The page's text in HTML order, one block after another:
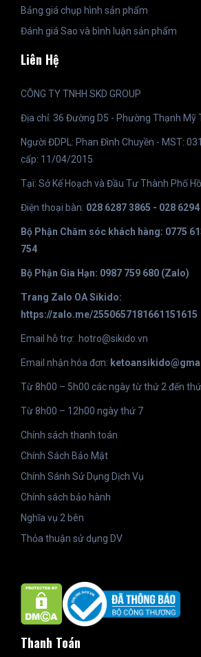
Bảng giá chụp hình sản phẩm
Đánh giá Sao và bình luận sản phẩm
Liên Hệ
CÔNG TY TNHH SKD GROUP
Địa chỉ: 36 Đường D5 - Phường Thạnh Mỹ
Người ĐDPL: Phan Đình Chuyền - MST:
cấp: 11/04/2015
Tại: Sở Kế Hoạch và Đầu Tư Thành Phố
Điện thoại bàn: 028 6287 3865 - 028
Bộ Phận Chăm sóc khách hàng: 0775
754
Bộ Phận Gia Hạn: 0987 759 680 (Zalo)
Trang Zalo OA Sikido:
https://zalo.me/2550657181661151615
Email hỗ trợ: hotro@sikido.vn
Email nhận hóa đơn:
Từ 8h00 – 5h00 các ngày từ thứ 2 đến
Từ 8h00 – 12h00 ngày thứ 7
Chính sách thanh toán
Chính Sách Bảo Mật
Chính Sánh Sử Dụng Dịch Vụ
Chính sách bảo hành
Nghĩa vụ 2 bên
Thỏa thuận sử dụng DV
Thanh Toán